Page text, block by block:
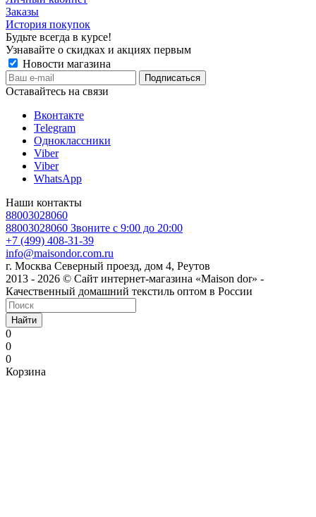
Заказы
История покупок
Будьте всегда в курсе!
Узнавайте о скидках и акциях первым
Новости магазина
Оставайтесь на связи
Вконтакте
Telegram
Одноклассники
Viber
Viber
WhatsApp
Наши контакты
88003028060
88003028060 Звоните с 9:00 до 20:00
+7 (499) 408-31-39
info@maisondor.com.ru
г. Москва Северный проезд, дом 4, Реутов
2013 - 2026 © Сайт интернет-магазина «Maison dor» -
Качественный домашний текстиль оптом в России
Найти
0
0
0
Корзина